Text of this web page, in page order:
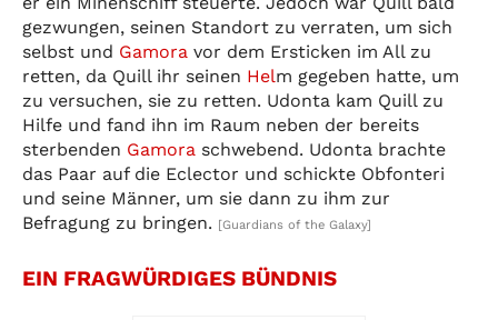
gezwungen, seinen Standort zu verraten, um sich
selbst und Gamora vor dem Ersticken im All zu
retten, da Quill ihr seinen Helm gegeben hatte, um
zu versuchen, sie zu retten. Udonta kam Quill zu
Hilfe und fand ihn im Raum neben der bereits
sterbenden Gamora schwebend. Udonta brachte
das Paar auf die Eclector und schickte Obfonteri
und seine Männer, um sie dann zu ihm zur
Befragung zu bringen.
[Guardians of the Galaxy]
EIN FRAGWÜRDIGES BÜNDNIS